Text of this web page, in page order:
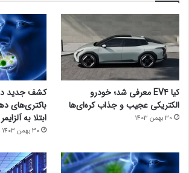
کیا EV4 معرفی شد؛ خودرو
الکتریکی عجیب و جذاب کره‌ای‌ها
30 بهمن 1403
کشف جدید
باکتری‌های
ابتلا به
30 بهمن 1403